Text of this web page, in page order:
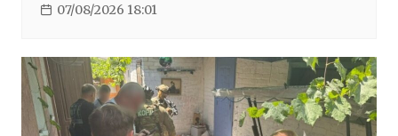
07/08/2026 18:01